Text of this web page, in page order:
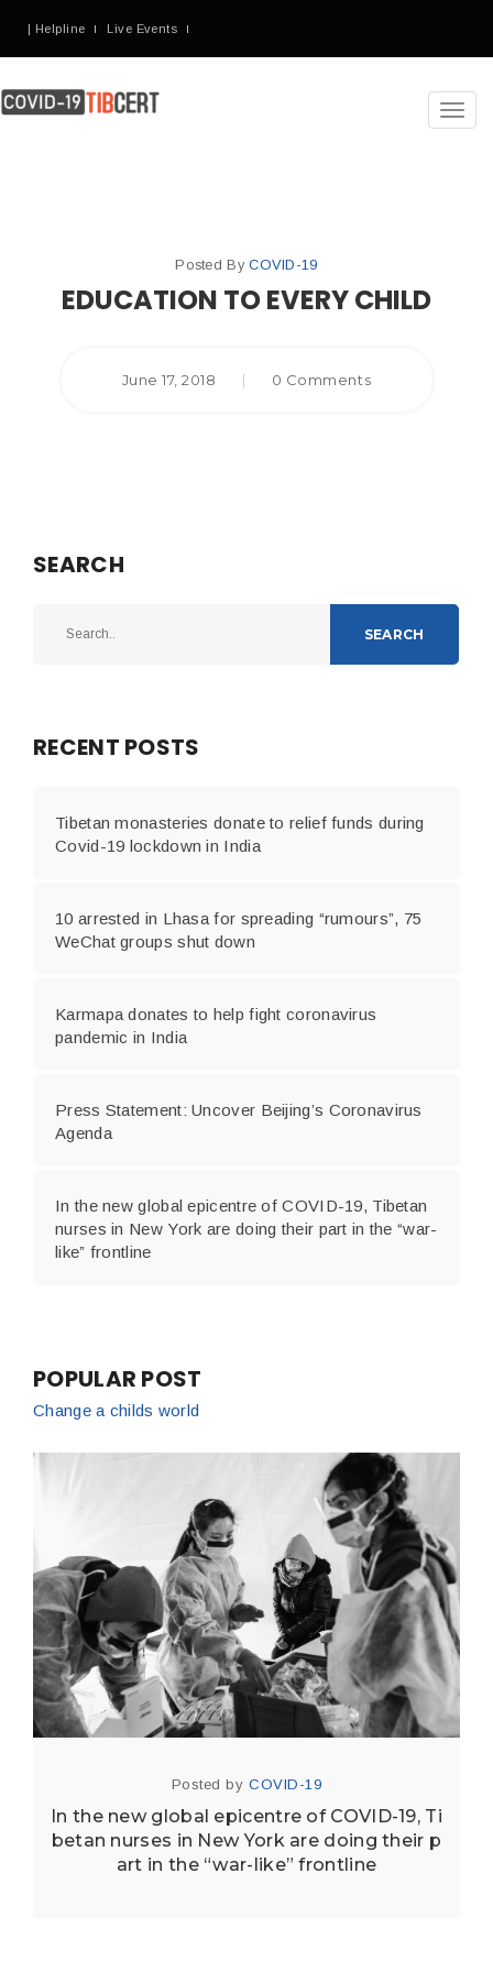
| Helpline Live Events
Posted ByCOVID-19
EDUCATION TO EVERY CHILD
June 17, 2018 | 0 Comments
SEARCH
SEARCH
RECENT POSTS
Tibetan monasteries donate to relief funds during
Covid-19 lockdown in India
10 arrested in Lhasa for spreading “rumours”, 75
WeChat groups shut down
Karmapa donates to help fight coronavirus
pandemic in India
Press Statement: Uncover Beijing’s Coronavirus
Agenda
In the new global epicentre of COVID-19, Tibetan
nurses in New York are doing their part in the “war-
like” frontline
POPULAR POST
Change a childs world
Posted byCOVID-19
In the new global epicentre of COVID-19, Ti
betan nurses in New York are doing their p
art in the “war-like” frontline